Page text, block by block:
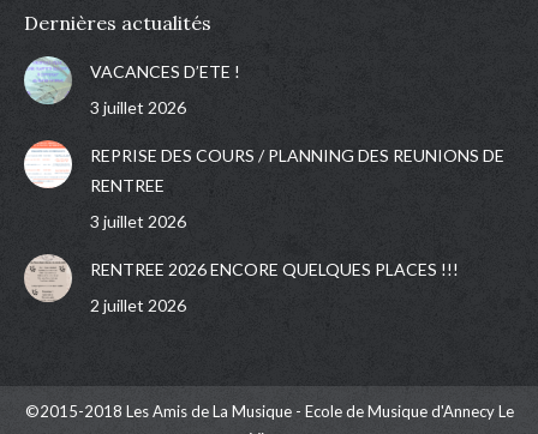
Dernières actualités
VACANCES D’ETE !
3 juillet 2026
REPRISE DES COURS / PLANNING DES REUNIONS DE
RENTREE
3 juillet 2026
RENTREE 2026 ENCORE QUELQUES PLACES !!!
2 juillet 2026
©2015-2018 Les Amis de La Musique - Ecole de Musique d'Annecy Le